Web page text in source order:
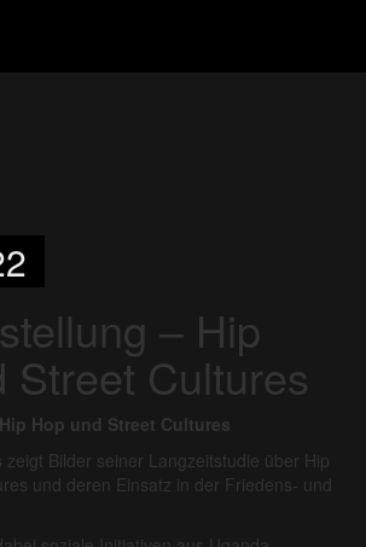
– Hip
Street Cultures
Hop und Street Cultures
zeigt Bilder seiner Langzeitstudie über Hip
und deren Einsatz in der Friedens- und